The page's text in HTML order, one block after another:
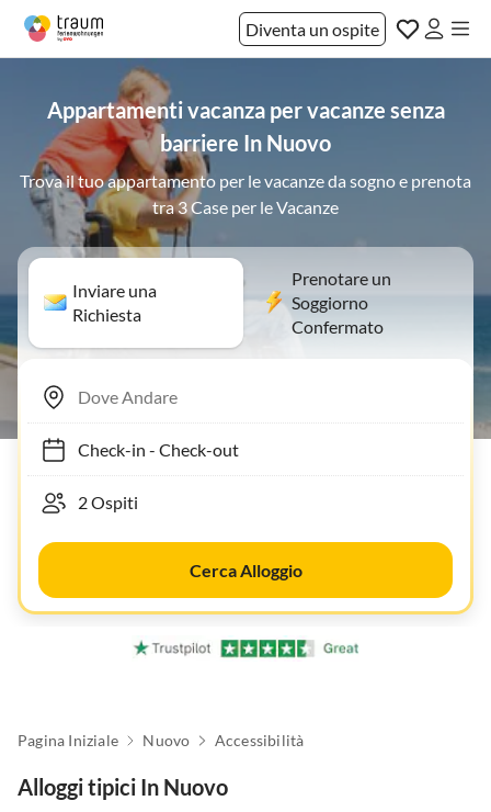
Diventa un ospite
Appartamenti vacanza per vacanze senza
barriere In Nuovo
Trova il tuo appartamento per le vacanze da sogno e prenota
tra 3 Case per le Vacanze
Inviare una
Richiesta
Prenotare un
Soggiorno
Confermato
Check-in- Check-out
Cerca Alloggio
Pagina Iniziale Nuovo Accessibilità
Alloggi tipici In Nuovo